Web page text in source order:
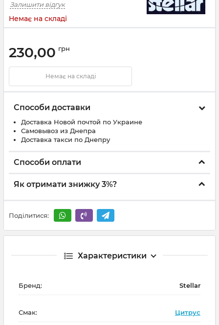
Залишити відгук
Немає на складі
230,00 грн
Немає на складі
Способи доставки
Доставка Новой почтой по Украине
Самовывоз из Днепра
Доставка такси по Днепру
Способи оплати
Як отримати знижку 3%?
Поділитися:
Характеристики
Бренд: Stellar
Смак: Цитрус